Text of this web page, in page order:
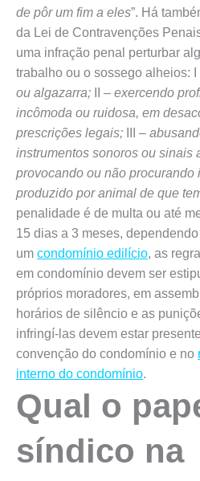
de pôr um fim a eles”. Há
da Lei de Contravenções
uma infração penal perturbar
trabalho ou o sossego alheios: I
ou algazarra;
– exercendo
incômoda ou ruidosa, em
prescrições legais;
–
instrumentos sonoros ou sinais
provocando ou não procurando
produzido por animal de que
penalidade é de multa ou até
15 dias a 3 meses,
um condomínio edilício, as
em condomínio devem ser
próprios moradores, em
horários de silêncio e as
infringí-las devem estar
convenção do condomínio e no
interno do condomínio.
Qual o
síndico na